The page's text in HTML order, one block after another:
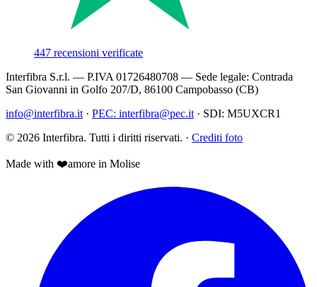
447 recensioni verificate
Interfibra S.r.l. — P.IVA 01726480708 — Sede legale: Contrada
San Giovanni in Golfo 207/D, 86100 Campobasso (CB)
info@interfibra.it · PEC: interfibra@pec.it · SDI: M5UXCR1
© 2026 Interfibra. Tutti i diritti riservati. · Crediti foto
Made with ❤️amore in Molise